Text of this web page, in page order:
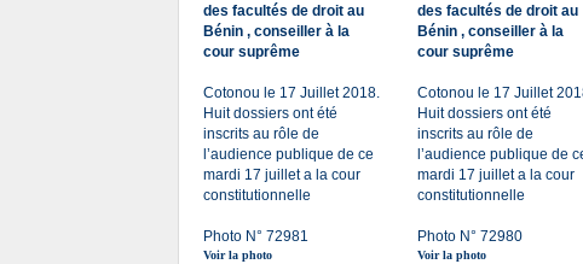
des facultés de droit au
Bénin , conseiller à la
cour suprême
Cotonou le 17 Juillet 2018.
Huit dossiers ont été
inscrits au rôle de
l’audience publique de ce
mardi 17 juillet a la cour
constitutionnelle
Photo N° 72981
Voir la photo
des facultés de droit au
Bénin , conseiller à la
cour suprême
Cotonou le 17 Juillet
Huit dossiers ont été
inscrits au rôle de
l’audience publique de
mardi 17 juillet a la cour
constitutionnelle
Photo N° 72980
Voir la photo